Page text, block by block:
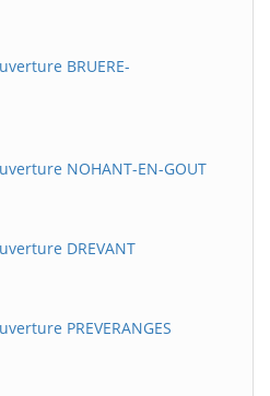
BRUERE-
NOHANT-EN-GOUT
DREVANT
PREVERANGES